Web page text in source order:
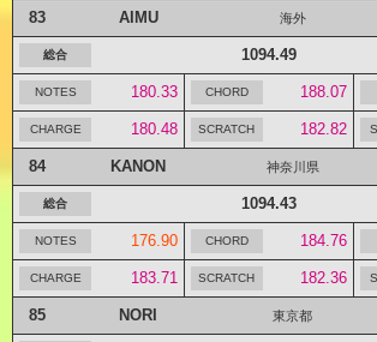
83 AIMU 海外
1094.49
180.33 188.07
180.48 182.82
84 KANON 神奈川県
1094.43
176.90 184.76
183.71 182.36
85 NORI 東京都